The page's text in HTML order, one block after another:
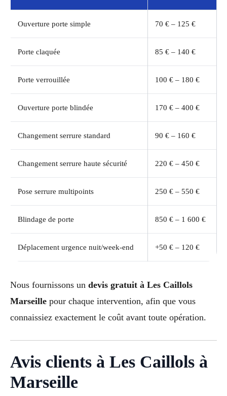
Ouverture porte simple 70 € – 125 €
Porte claquée 85 € – 140 €
Porte verrouillée 100 € – 180 €
Ouverture porte blindée 170 € – 400 €
Changement serrure standard 90 € – 160 €
Changement serrure haute sécurité 220 € – 450 €
Pose serrure multipoints 250 € – 550 €
Blindage de porte 850 € – 1 600 €
Déplacement urgence nuit/week-end +50 € – 120 €
Nous fournissons un devis gratuit à Les Caillols
Marseille pour chaque intervention, afin que vous
connaissiez exactement le coût avant toute opération.
Avis clients à Les Caillols à
Marseille